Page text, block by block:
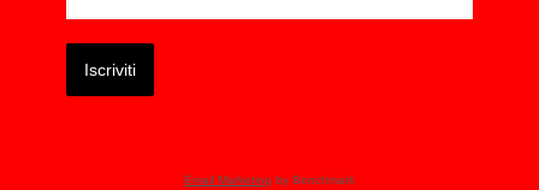
Iscriviti
Email Marketing by Benchmark